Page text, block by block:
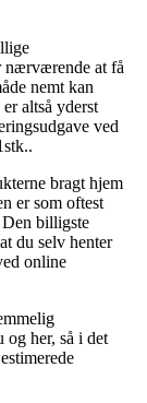
nærværende at få
nemt kan
altså yderst
ved
bragt hjem
er som oftest
billigste
du selv henter
online
og her, så i det